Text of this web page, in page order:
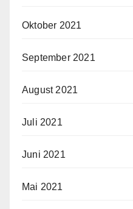
Oktober 2021
September 2021
August 2021
Juli 2021
Juni 2021
Mai 2021